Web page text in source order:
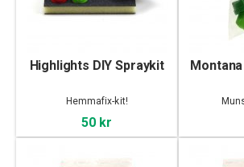
Highlights DIY Spraykit
Hemmafix-kit!
50 kr